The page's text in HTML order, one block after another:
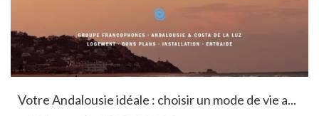
Votre Andalousie idéale : choisir un mode de vie a...